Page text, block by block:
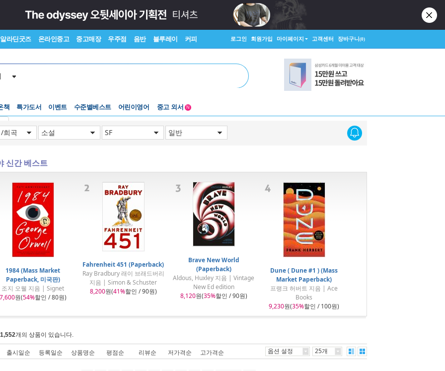
알라딘굿즈 온라인중고 중고매장 우주점 음반 블루레이 커피 로그인 회원가입 마이페이지 고객센터 장바구니(0)
책 특가도서 이벤트
수준별베스트
수준별베스트
어린이영어
중고 외서
중고 외서
N
신간 베스트
1984 (Mass Market
Paperback, 미국판)
조지 오웰 지음 | Signet
원(54%할인 / 80원)
Fahrenheit 451 (Paperback)
Ray Bradbury 래이 브래드버리
지음 | Simon & Schuster
8,200원(41%할인 / 90원)
Brave New World
(Paperback)
Aldous, Huxley 지음 | Vintage
New Ed edition
8,120원(35%할인 / 90원)
Dune ( Dune #1 ) (Mass
Market Paperback)
프랭크 허버트 지음 | Ace
Books
9,230원(35%할인 / 100원)
개의 상품이 있습니다.
출시일순 등록일순 상품명순 평점순 리뷰순 저가격순 고가격순 옵션 설정 25개